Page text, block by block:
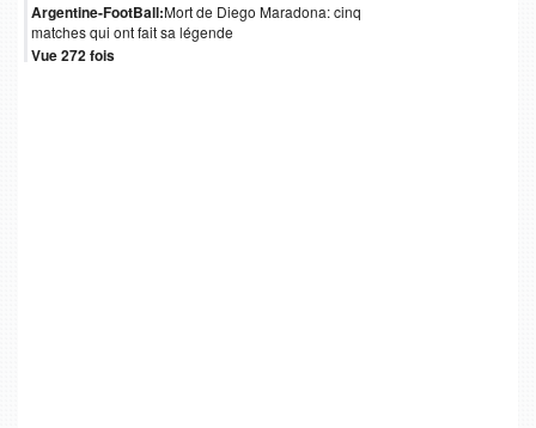
Argentine-FootBall:Mort de Diego Maradona: cinq
matches qui ont fait sa légende
Vue 272 fois